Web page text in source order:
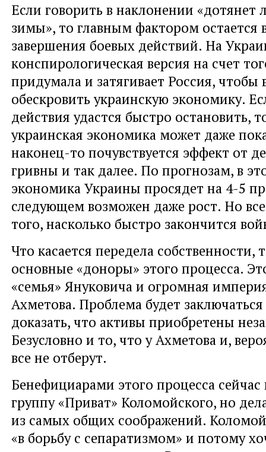
Если говорить в наклонении «дотянет
зимы», то главным фактором остается
завершения боевых действий. На
конспирологическая версия на счет
придумала и затягивает Россия, чтобы
обескровить украинскую экономику.
действия удастся быстро остановить,
украинская экономика может даже
наконец-то почувствуется эффект от
гривны и так далее. По прогнозам, в
экономика Украины просядет на 4-5
следующем возможен даже рост. Но все
того, насколько быстро закончится
Что касается передела
основные «доноры» этого процесса.
«семья» Януковича и огромная
Ахметова. Проблема будет
доказать, что активы приобретены
Безусловно и то, что у Ахметова и,
все не отберут.
Бенефициарами этого процесса
группу «Приват» Коломойского, но
из самых общих соображений.
«в борьбу с сепаратизмом» и потому